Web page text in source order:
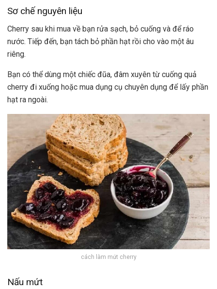
Sơ chế nguyên liệu
Cherry sau khi mua về bạn rửa sạch, bỏ cuống và để ráo
nước. Tiếp đến, bạn tách bỏ phần hạt rồi cho vào một âu
riêng.
Bạn có thể dùng một chiếc đũa, đâm xuyên từ cuống quả
cherry đi xuống hoặc mua dụng cụ chuyên dụng để lấy phần
hạt ra ngoài.
cách làm mứt cherry
Nấu mứt